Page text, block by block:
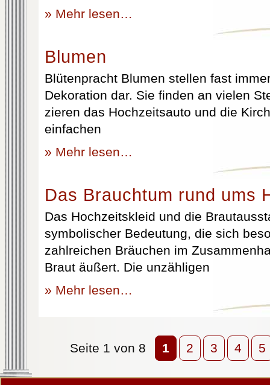
» Mehr lesen…
Blumen
Blütenpracht Blumen stellen fast
Dekoration dar. Sie finden an vielen
zieren das Hochzeitsauto und die
einfachen
» Mehr lesen…
Das Brauchtum rund ums
Das Hochzeitskleid und die
symbolischer Bedeutung, die sich
zahlreichen Bräuchen im
Braut äußert. Die unzähligen
» Mehr lesen…
Seite 1 von 8 1 2 3 4 5